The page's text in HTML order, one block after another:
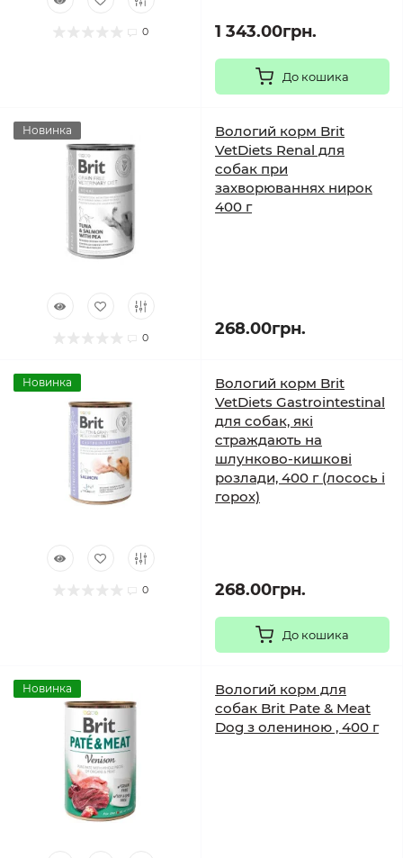
0 1 343.00грн.
До кошика
Новинка
0
Вологий корм Brit
VetDiets Renal для
собак при
захворюваннях нирок
400 г
268.00грн.
Новинка
0
Вологий корм Brit
VetDiets Gastrointestinal
для собак, які
страждають на
шлунково-кишкові
розлади, 400 г (лосось і
горох)
268.00грн.
До кошика
Новинка
Вологий корм для
собак Brit Pate & Meat
Dog з олениною , 400 г